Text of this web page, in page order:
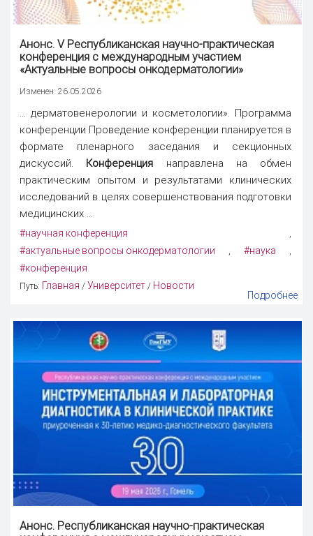
Анонс. V Республиканская научно-практическая
конференция с международным участием
«Актуальные вопросы онкодерматологии»
Изменен: 26.05.2026
... дерматовенерологии и косметологии». Программа
конференции Проведение конференции планируется в
формате пленарного заседания и секционных
дискуссий. Конференция направлена на обмен
практическим опытом и результатами клинических
исследований в целях совершенствования подготовки
медицинских ...
#научная конференция ,
#актуальные вопросы онкодерматологии , #наука ,
#конференция
Путь: Главная / Университет / Новости
Подробнее
Анонс. Республиканская научно-практическая